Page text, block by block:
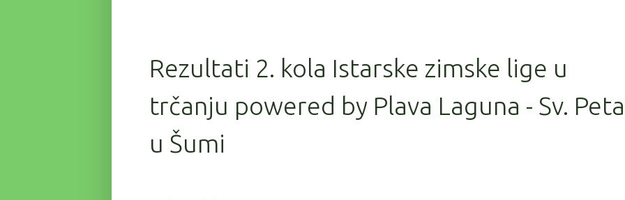
Rezultati 2. kola Istarske zimske lige u
trčanju powered by Plava Laguna - Sv.
u Šumi